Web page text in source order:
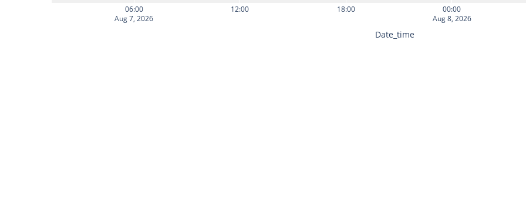
06:00
Aug 7, 2026
12:00 18:00 00:00
Aug 8, 2026
Date_time